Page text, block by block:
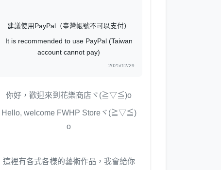
建議使用PayPal（臺灣帳號不可以支付）
It is recommended to use PayPal (Taiwan
account cannot pay)
2025/12/29
你好，歡迎來到花樂商店ヾ(≧▽≦)o
Hello, welcome FWHP Storeヾ(≧▽≦)
o
這裡有各式各樣的藝術作品，我會給你